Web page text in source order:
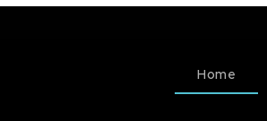
Home